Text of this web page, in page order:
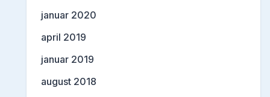
januar 2020
april 2019
januar 2019
august 2018